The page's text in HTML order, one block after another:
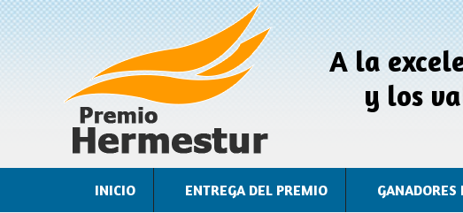
Pasar al contenido principal
A la
y los
INICIO ENTREGA DEL PREMIO GANADORES